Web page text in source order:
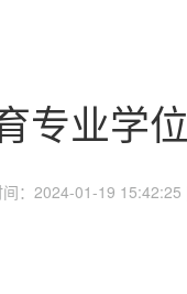
专业学
：2024-01-19 15:42:25